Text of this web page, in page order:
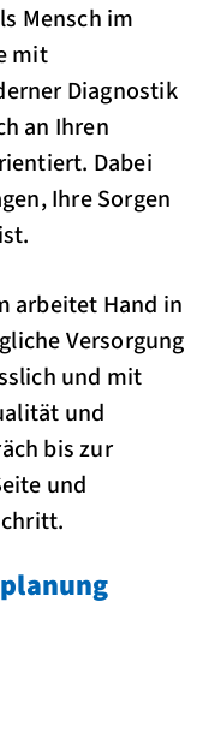
Mensch im
mit
Diagnostik
an Ihren
Dabei
Ihre Sorgen
arbeitet Hand in
Versorgung
und mit
und
bis zur
und